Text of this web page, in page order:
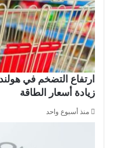
زيادة أسعار الطاقة
منذ أسبوع واحد